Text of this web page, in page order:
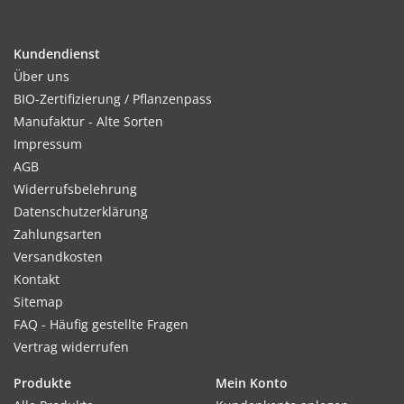
1 - 2 Wochen nach Aufgang pikieren.
Standort:
Nährstoffreicher, durchlässiger Boden und sonniger Standort
bevorzugt.
Ernte / Blüte:
Ab August - September
Verwendung:
Kundendienst
Über uns
BIO-Zertifizierung / Pflanzenpass
Manufaktur - Alte Sorten
Impressum
AGB
Widerrufsbelehrung
Datenschutzerklärung
Zahlungsarten
Versandkosten
Kontakt
Sitemap
FAQ - Häufig gestellte Fragen
Vertrag widerrufen
Produkte
Mein Konto